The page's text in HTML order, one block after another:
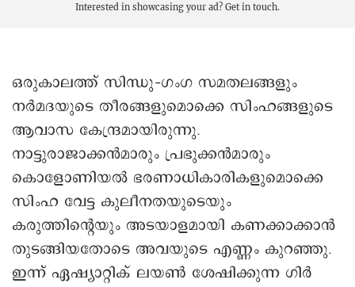
Interested in showcasing your ad? Get in touch.
ഒരുകാലത്ത് സിന്ധു–ഗംഗ സമതലങ്ങളും
നർമദയുടെ തീരങ്ങളുമൊക്കെ സിംഹങ്ങളുടെ
ആവാസ കേന്ദ്രമായിരുന്നു.
നാട്ടുരാജാക്കൻമാരും പ്രഭുക്കൻമാരും
കൊളോണിയൽ ഭരണാധികാരികളുമൊക്കെ
സിംഹ വേട്ട കുലീനതയുടെയും
കരുത്തിന്റെയും അടയാളമായി കണക്കാക്കാൻ
തുടങ്ങിയതോടെ അവയുടെ എണ്ണം കുറഞ്ഞു.
ഇന്ന് ഏഷ്യാറ്റിക് ലയൺ ശേഷിക്കുന്ന ഗിർ